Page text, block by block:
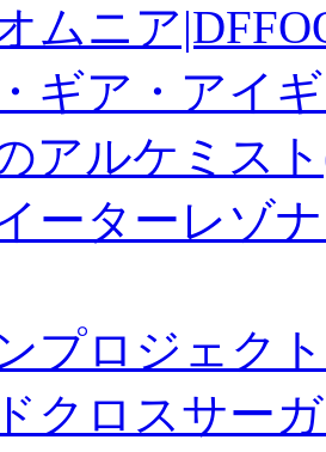
ムニア
ギア・アイ
アルケミス
ーターレゾ
プロジェク
クロスサー